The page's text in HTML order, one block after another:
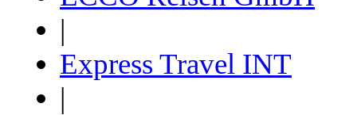
|
Express Travel INT
|